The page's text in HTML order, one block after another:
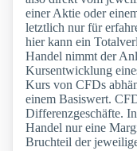
einer Aktie oder
letztlich nur für
hier kann ein
Handel nimmt der
Kursentwicklung
Kurs von CFDs
einem Basiswert.
Differenzgeschäfte.
Handel nur eine
Bruchteil der